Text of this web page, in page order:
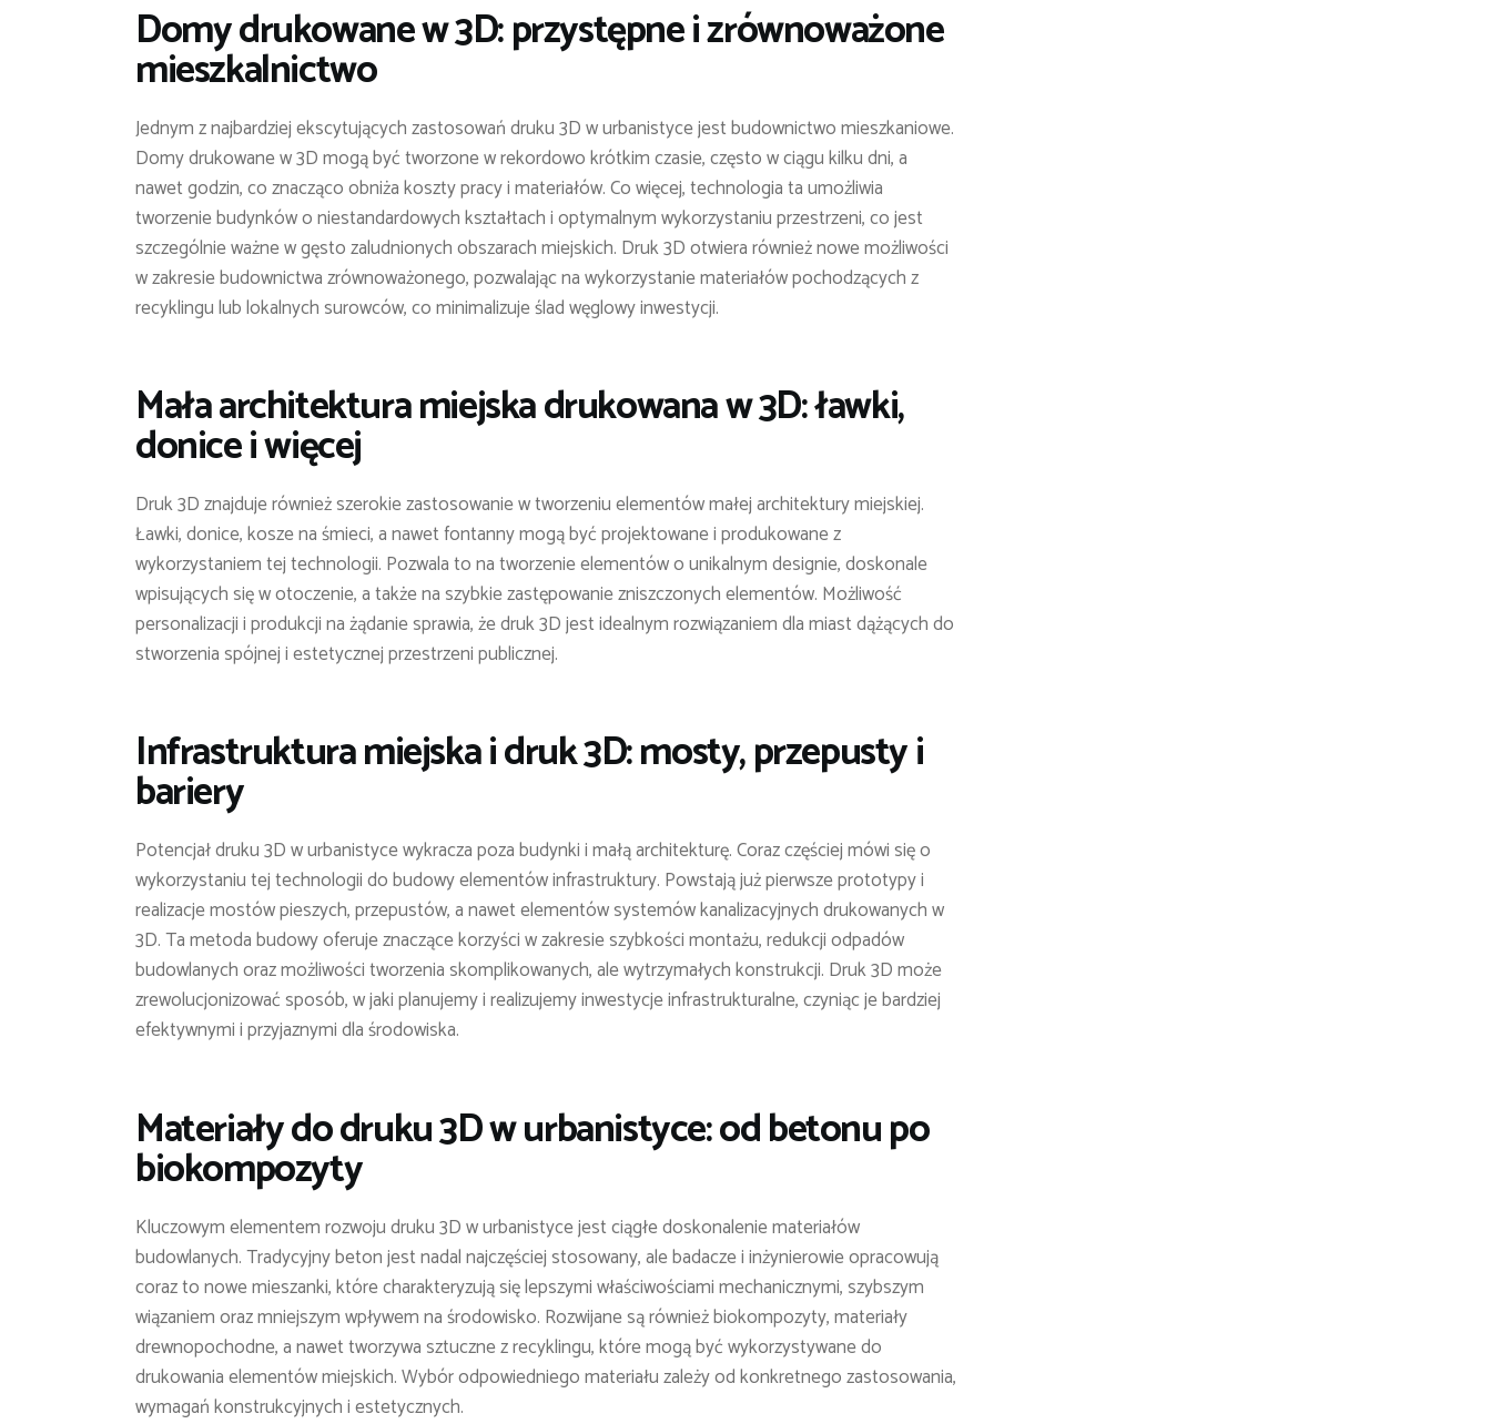
Domy drukowane w 3D: przystępne i zrównoważone
mieszkalnictwo
Jednym z najbardziej ekscytujących zastosowań druku 3D w urbanistyce jest budownictwo mieszkaniowe.
Domy drukowane w 3D mogą być tworzone w rekordowo krótkim czasie, często w ciągu kilku dni, a
nawet godzin, co znacząco obniża koszty pracy i materiałów. Co więcej, technologia ta umożliwia
tworzenie budynków o niestandardowych kształtach i optymalnym wykorzystaniu przestrzeni, co jest
szczególnie ważne w gęsto zaludnionych obszarach miejskich. Druk 3D otwiera również nowe możliwości
w zakresie budownictwa zrównoważonego, pozwalając na wykorzystanie materiałów pochodzących z
recyklingu lub lokalnych surowców, co minimalizuje ślad węglowy inwestycji.
Mała architektura miejska drukowana w 3D: ławki,
donice i więcej
Druk 3D znajduje również szerokie zastosowanie w tworzeniu elementów małej architektury miejskiej.
Ławki, donice, kosze na śmieci, a nawet fontanny mogą być projektowane i produkowane z
wykorzystaniem tej technologii. Pozwala to na tworzenie elementów o unikalnym designie, doskonale
wpisujących się w otoczenie, a także na szybkie zastępowanie zniszczonych elementów. Możliwość
personalizacji i produkcji na żądanie sprawia, że druk 3D jest idealnym rozwiązaniem dla miast dążących do
stworzenia spójnej i estetycznej przestrzeni publicznej.
Infrastruktura miejska i druk 3D: mosty, przepusty i
bariery
Potencjał druku 3D w urbanistyce wykracza poza budynki i małą architekturę. Coraz częściej mówi się o
wykorzystaniu tej technologii do budowy elementów infrastruktury. Powstają już pierwsze prototypy i
realizacje mostów pieszych, przepustów, a nawet elementów systemów kanalizacyjnych drukowanych w
3D. Ta metoda budowy oferuje znaczące korzyści w zakresie szybkości montażu, redukcji odpadów
budowlanych oraz możliwości tworzenia skomplikowanych, ale wytrzymałych konstrukcji. Druk 3D może
zrewolucjonizować sposób, w jaki planujemy i realizujemy inwestycje infrastrukturalne, czyniąc je bardziej
efektywnymi i przyjaznymi dla środowiska.
Materiały do druku 3D w urbanistyce: od betonu po
biokompozyty
Kluczowym elementem rozwoju druku 3D w urbanistyce jest ciągłe doskonalenie materiałów
budowlanych. Tradycyjny beton jest nadal najczęściej stosowany, ale badacze i inżynierowie opracowują
coraz to nowe mieszanki, które charakteryzują się lepszymi właściwościami mechanicznymi, szybszym
wiązaniem oraz mniejszym wpływem na środowisko. Rozwijane są również biokompozyty, materiały
drewnopochodne, a nawet tworzywa sztuczne z recyklingu, które mogą być wykorzystywane do
drukowania elementów miejskich. Wybór odpowiedniego materiału zależy od konkretnego zastosowania,
wymagań konstrukcyjnych i estetycznych.